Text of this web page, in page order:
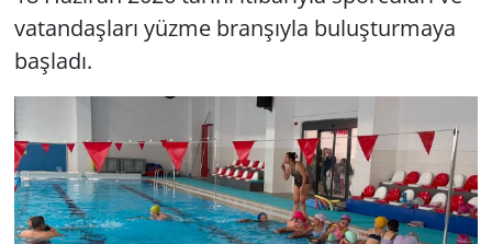
vatandaşları yüzme branşıyla buluşturmaya
başladı.